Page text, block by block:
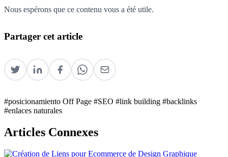
Nous espérons que ce contenu vous a été utile.
Partager cet article
#posicionamiento Off Page #SEO #link building #backlinks
#enlaces naturales
Articles Connexes